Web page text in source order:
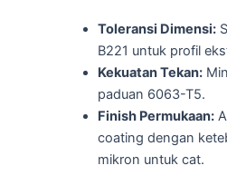
Toleransi Dimensi:
B221 untuk profil
Kekuatan Tekan:
paduan 6063-T5.
Finish Permukaan:
coating dengan
mikron untuk cat.